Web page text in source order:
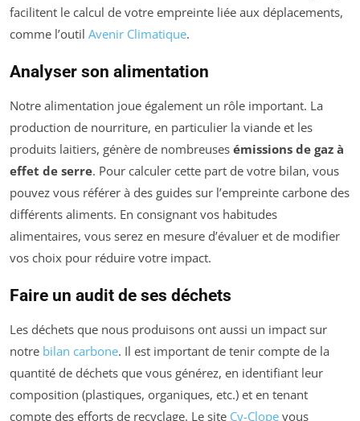
facilitent le calcul de votre empreinte liée aux déplacements,
comme l’outil Avenir Climatique.
Analyser son alimentation
Notre alimentation joue également un rôle important. La
production de nourriture, en particulier la viande et les
produits laitiers, génère de nombreuses émissions de gaz à
effet de serre. Pour calculer cette part de votre bilan, vous
pouvez vous référer à des guides sur l’empreinte carbone des
différents aliments. En consignant vos habitudes
alimentaires, vous serez en mesure d’évaluer et de modifier
vos choix pour réduire votre impact.
Faire un audit de ses déchets
Les déchets que nous produisons ont aussi un impact sur
notre bilan carbone. Il est important de tenir compte de la
quantité de déchets que vous générez, en identifiant leur
composition (plastiques, organiques, etc.) et en tenant
compte des efforts de recyclage. Le site Cy-Clope vous